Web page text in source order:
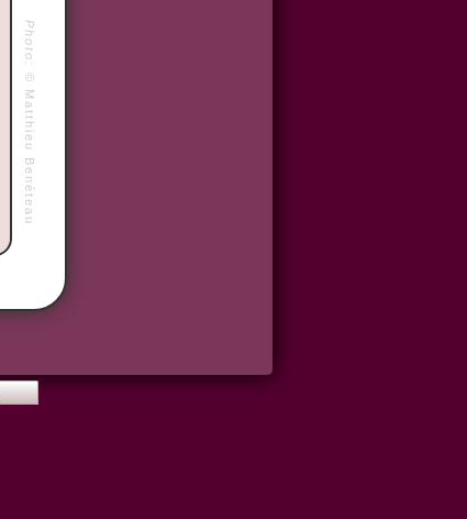
Photo:
©
Matthieu Benéteau